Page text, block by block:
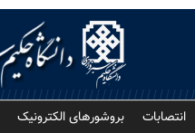
انتصابات بروشورهای الکترونیک